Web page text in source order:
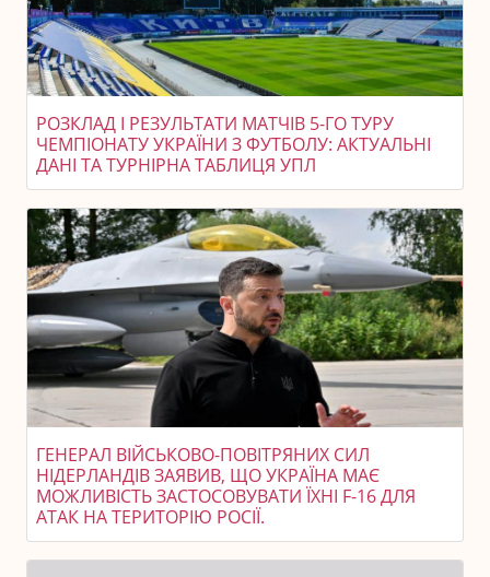
РОЗКЛАД І РЕЗУЛЬТАТИ МАТЧІВ 5-ГО ТУРУ
ЧЕМПІОНАТУ УКРАЇНИ З ФУТБОЛУ: АКТУАЛЬНІ
ДАНІ ТА ТУРНІРНА ТАБЛИЦЯ УПЛ
ГЕНЕРАЛ ВІЙСЬКОВО-ПОВІТРЯНИХ СИЛ
НІДЕРЛАНДІВ ЗАЯВИВ, ЩО УКРАЇНА МАЄ
МОЖЛИВІСТЬ ЗАСТОСОВУВАТИ ЇХНІ F-16 ДЛЯ
АТАК НА ТЕРИТОРІЮ РОСІЇ.